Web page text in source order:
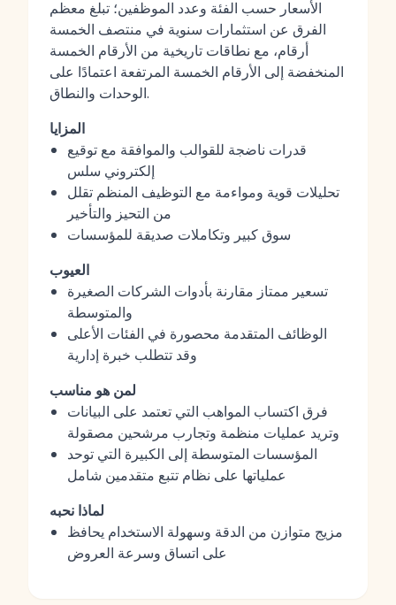
الأسعار حسب الفئة وعدد الموظفين؛ تبلغ معظم
الفرق عن استثمارات سنوية في منتصف الخمسة
أرقام، مع نطاقات تاريخية من الأرقام الخمسة
المنخفضة إلى الأرقام الخمسة المرتفعة اعتمادًا على
الوحدات والنطاق.
المزايا
قدرات ناضجة للقوالب والموافقة مع توقيع
إلكتروني سلس
تحليلات قوية ومواءمة مع التوظيف المنظم تقلل
من التحيز والتأخير
سوق كبير وتكاملات صديقة للمؤسسات
العيوب
تسعير ممتاز مقارنة بأدوات الشركات الصغيرة
والمتوسطة
الوظائف المتقدمة محصورة في الفئات الأعلى
وقد تتطلب خبرة إدارية
لمن هو مناسب
فرق اكتساب المواهب التي تعتمد على البيانات
وتريد عمليات منظمة وتجارب مرشحين مصقولة
المؤسسات المتوسطة إلى الكبيرة التي توحد
عملياتها على نظام تتبع متقدمين شامل
لماذا نحبه
مزيج متوازن من الدقة وسهولة الاستخدام يحافظ
على اتساق وسرعة العروض